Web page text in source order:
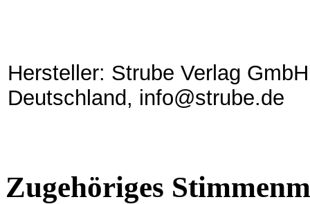
Hersteller: Strube Verlag
Deutschland, info@strube.de
Zugehöriges